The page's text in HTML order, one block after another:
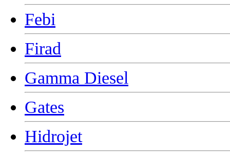
Febi
Firad
Gamma Diesel
Gates
Hidrojet